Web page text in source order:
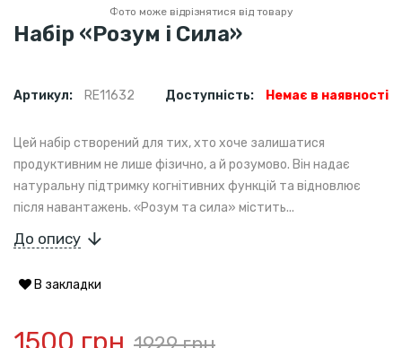
Фото може відрізнятися від товару
Набір «Розум і Сила»
Артикул: RE11632 Доступність: Немає в наявності
Цей набір створений для тих, хто хоче залишатися
продуктивним не лише фізично, а й розумово. Він надає
натуральну підтримку когнітивних функцій та відновлює
після навантажень. «Розум та сила» містить...
До опису
В закладки